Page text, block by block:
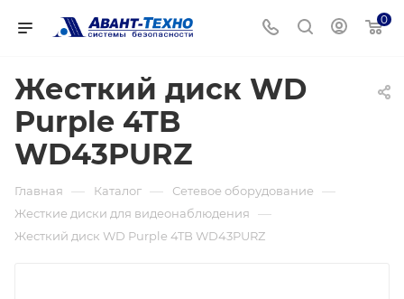
0
Жесткий диск WD
Purple 4TB
WD43PURZ
Главная — Каталог — Сетевое оборудование —
Жесткие диски для видеонаблюдения —
Жесткий диск WD Purple 4TB WD43PURZ